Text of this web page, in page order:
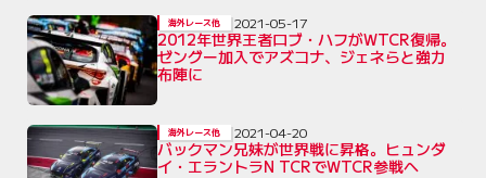
2012年世界王者ロブ・ハフがWTCR復帰。
ゼングー加入でアズコナ、ジェネらと強力
布陣に
海外レース他 2021-05-17
バックマン兄妹が世界戦に昇格。ヒュンダ
イ・エラントラN TCRでWTCR参戦へ
海外レース他 2021-04-20